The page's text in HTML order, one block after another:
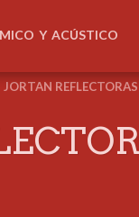
Y ACÚSTICO
JORTAN